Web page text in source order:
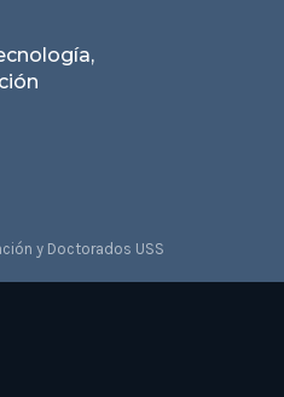
y Doctorados USS